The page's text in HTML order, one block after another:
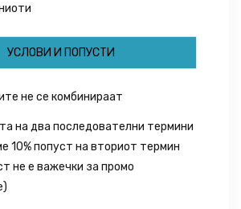
УСЛОВИ И ПОПУСТИ
не се комбинираат
на два последователни термини
10% попуст на вториот термин
не е важечки за промо